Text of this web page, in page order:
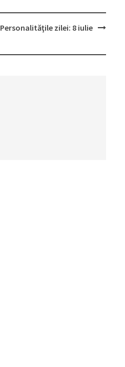
Personalităţile zilei: 8 iulie